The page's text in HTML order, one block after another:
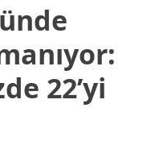
22’yi